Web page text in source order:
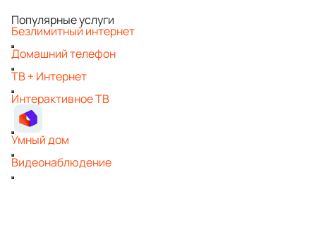
Популярные услуги
Безлимитный интернет
Домашний телефон
ТВ + Интернет
Интерактивное ТВ
Умный дом
Видеонаблюдение